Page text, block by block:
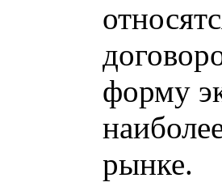
форму
рынке.